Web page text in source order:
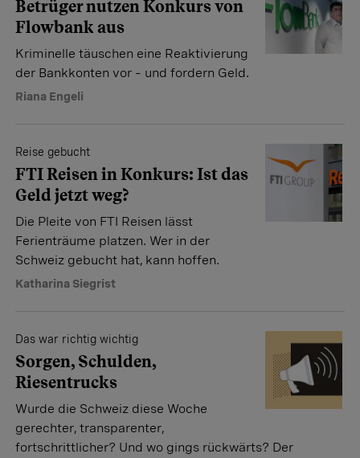
Betrüger nutzen Konkurs von
Flowbank aus
Kriminelle täuschen eine Reaktivierung
der Bankkonten vor – und fordern Geld.
Riana Engeli
Reise gebucht
FTI Reisen in Konkurs: Ist das
Geld jetzt weg?
Die Pleite von FTI Reisen lässt
Ferienträume platzen. Wer in der
Schweiz gebucht hat, kann hoffen.
Katharina Siegrist
Das war richtig wichtig
Sorgen, Schulden,
Riesentrucks
Wurde die Schweiz diese Woche
gerechter, transparenter,
fortschrittlicher? Und wo gings rückwärts? Der